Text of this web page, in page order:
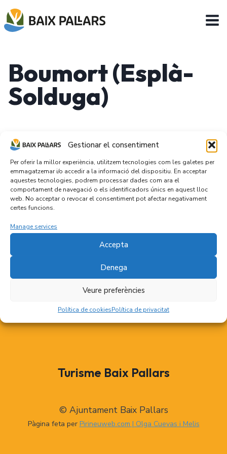
Gestionar el consentiment
Per oferir la millor experiència, utilitzem tecnologies com les galetes per
emmagatzemar i/o accedir a la informació del dispositiu. En acceptar
aquestes tecnologies, podrem processar dades com ara el
comportament de navegació o els identificadors únics en aquest lloc
web. No acceptar o revocar el consentiment pot afectar negativament
certes funcions.
Manage services
Accepta
Denega
Veure preferències
Política de cookiesPolítica de privacitat
Skip
to
content
Boumort (Esplà-
Solduga)
Turisme Baix Pallars
© Ajuntament Baix Pallars
Pàgina feta per Pirineuweb.com | Olga Cuevas i Melis